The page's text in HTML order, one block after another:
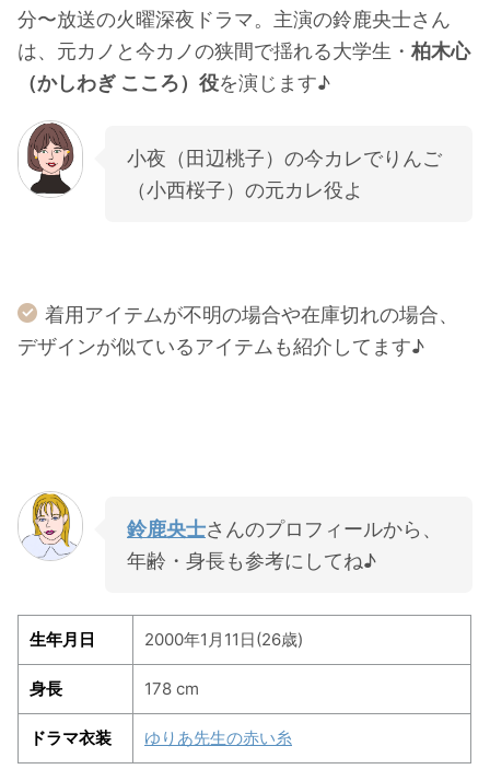
分〜放送の火曜深夜ドラマ。主演の鈴鹿央士さん
は、元カノと今カノの狭間で揺れる大学生・柏木心
（かしわぎ こころ）役を演じます♪
小夜（田辺桃子）の今カレでりんご
（小西桜子）の元カレ役よ
着用アイテムが不明の場合や在庫切れの場合、
デザインが似ているアイテムも紹介してます♪
鈴鹿央士さんのプロフィールから、
年齢・身長も参考にしてね♪
生年月日 2000年1月11日(26歳)
身長 178 cm
ドラマ衣装 ゆりあ先生の赤い糸